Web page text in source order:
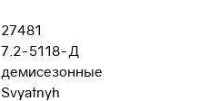
27481
7.2-5118-Д
демисезонные
Svyatnyh